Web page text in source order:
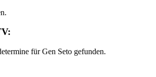
für Gen Seto gefunden.